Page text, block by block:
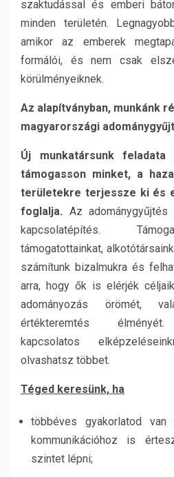
szaktudással és emberi
minden területén.
amikor az emberek
formálói, és nem csak
körülményeiknek.
Az alapítványban, munkánk
magyarországi
Új munkatársunk
támogasson minket, a
területekre terjessze ki és
foglalja. Az adománygyűjtés
kapcsolatépítés.
támogatottainkat,
számítunk bizalmukra és
arra, hogy ők is elérjék
adományozás örömét,
értékteremtés élményét.
kapcsolatos
olvashatsz többet.
Téged keresünk, ha
többéves gyakorlatod van
kommunikációhoz is
szintet lépni;